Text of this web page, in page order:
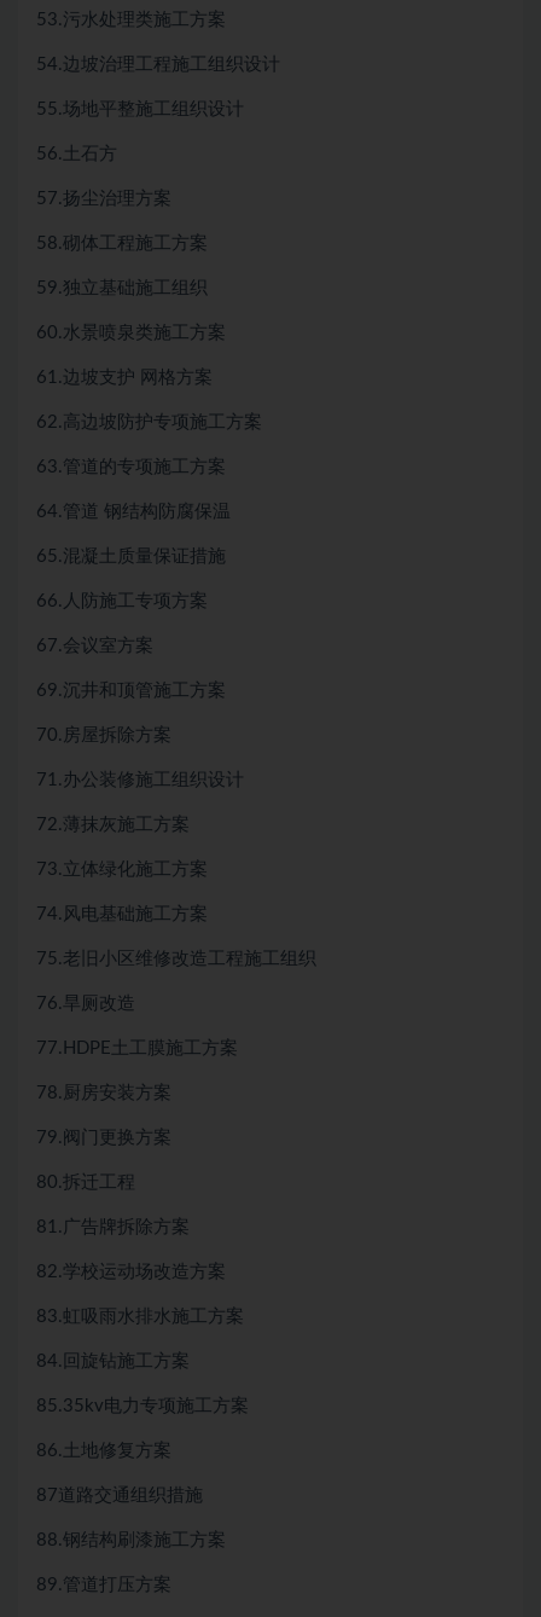
53.污水处理类施工方案
54.边坡治理工程施工组织设计
55.场地平整施工组织设计
56.土石方
57.扬尘治理方案
58.砌体工程施工方案
59.独立基础施工组织
60.水景喷泉类施工方案
61.边坡支护 网格方案
62.高边坡防护专项施工方案
63.管道的专项施工方案
64.管道 钢结构防腐保温
65.混凝土质量保证措施
66.人防施工专项方案
67.会议室方案
69.沉井和顶管施工方案
70.房屋拆除方案
71.办公装修施工组织设计
72.薄抹灰施工方案
73.立体绿化施工方案
74.风电基础施工方案
75.老旧小区维修改造工程施工组织
76.旱厕改造
77.HDPE土工膜施工方案
78.厨房安装方案
79.阀门更换方案
80.拆迁工程
81.广告牌拆除方案
82.学校运动场改造方案
83.虹吸雨水排水施工方案
84.回旋钻施工方案
85.35kv电力专项施工方案
86.土地修复方案
87道路交通组织措施
88.钢结构刷漆施工方案
89.管道打压方案